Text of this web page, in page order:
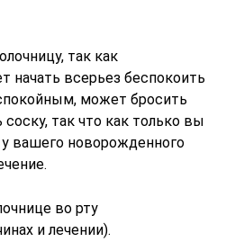
так как
начать всерьез беспокоить
может бросить
соску, так что как только вы
вашего новорожденного
во рту
и лечении).